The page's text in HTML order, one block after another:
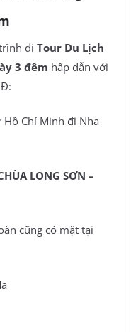
đi Tour Du Lịch
3 đêm hấp dẫn với
Chí Minh đi Nha
LONG SƠN –
cũng có mặt tại